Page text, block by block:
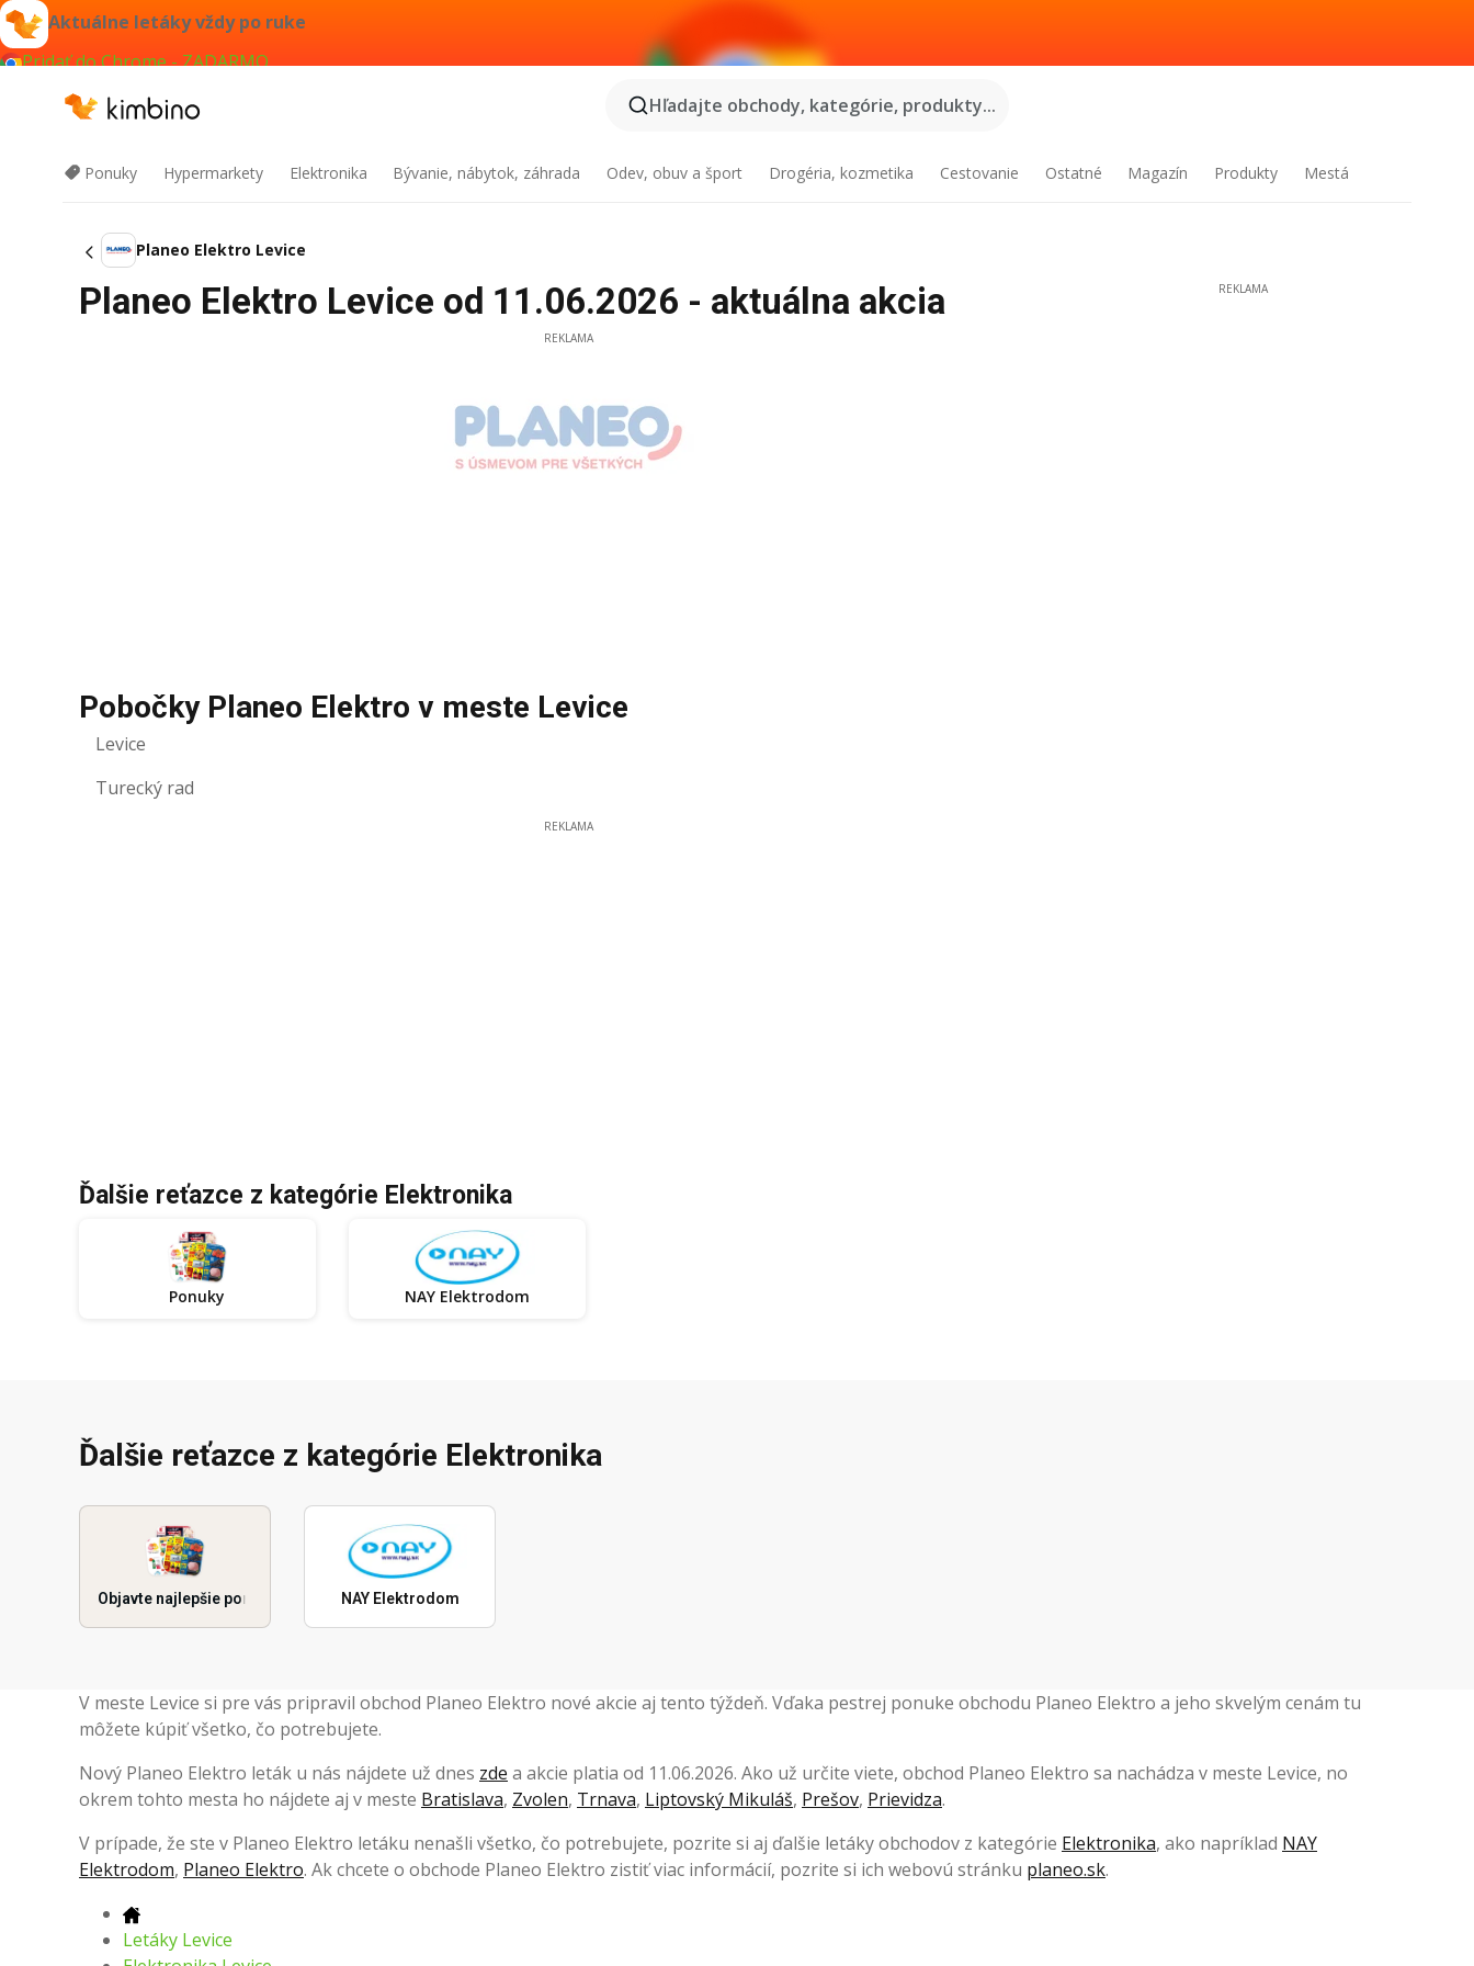
Aktuálne letáky vždy po ruke
Pridať do Chrome - ZADARMO
Hľadajte obchody, kategórie, produkty...
Ponuky Hypermarkety Elektronika Bývanie, nábytok, záhrada Odev, obuv a šport Drogéria, kozmetika Cestovanie Ostatné Magazín Produkty Mestá
Planeo Elektro Levice
Planeo Elektro Levice od 11.06.2026 - aktuálna akcia
REKLAMA
Pobočky Planeo Elektro v meste Levice
Levice
Turecký rad
REKLAMA
REKLAMA
Ďalšie reťazce z kategórie Elektronika
Ponuky NAY Elektrodom
Ďalšie reťazce z kategórie Elektronika
Objavte najlepšie ponuky NAY Elektrodom
V meste Levice si pre vás pripravil obchod Planeo Elektro nové akcie aj tento týždeň. Vďaka pestrej ponuke obchodu Planeo Elektro a jeho skvelým cenám tu
môžete kúpiť všetko, čo potrebujete.
Nový Planeo Elektro leták u nás nájdete už dnes zde a akcie platia od 11.06.2026. Ako už určite viete, obchod Planeo Elektro sa nachádza v meste Levice, no
okrem tohto mesta ho nájdete aj v meste Bratislava, Zvolen, Trnava, Liptovský Mikuláš, Prešov, Prievidza.
V prípade, že ste v Planeo Elektro letáku nenašli všetko, čo potrebujete, pozrite si aj ďalšie letáky obchodov z kategórie Elektronika, ako napríklad NAY
Elektrodom, Planeo Elektro. Ak chcete o obchode Planeo Elektro zistiť viac informácií, pozrite si ich webovú stránku planeo.sk.
Letáky Levice